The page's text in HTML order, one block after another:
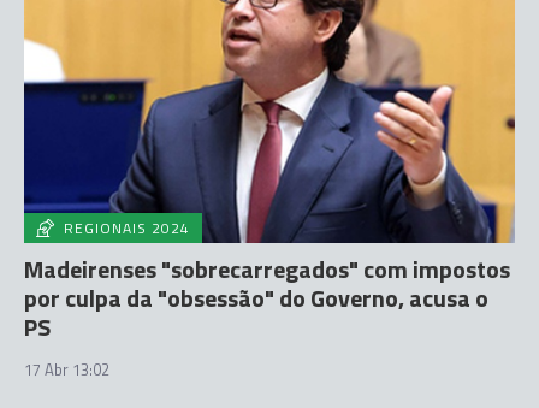
REGIONAIS 2024
Madeirenses "sobrecarregados" com impostos
por culpa da "obsessão" do Governo, acusa o
PS
17 Abr 13:02